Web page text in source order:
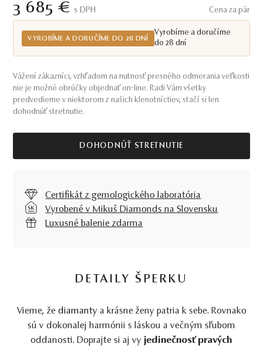
3 685 € S DPH Cena za pár
VYROBÍME A DORUČÍME DO 28 DNÍ
Vyrobíme a doručíme
do 28 dní
Vážení zákazníci, vzhľadom na nutnosť presného odmerania veľkosti
nie je možné obrúčky objednať on-line. Radi Vám všetky
predvedieme v niektorom z našich klenotníctiev, stačí si len
dohodnúť stretnutie.
DOHODNÚŤ STRETNUTIE
Certifikát z gemologického laboratória
Vyrobené v Mikuš Diamonds na Slovensku
Luxusné balenie zdarma
DETAILY ŠPERKU
Vieme, že diamanty a krásne ženy patria k sebe. Rovnako
sú v dokonalej harmónii s láskou a večným sľubom
oddanosti. Doprajte si aj vy jedinečnosť pravých